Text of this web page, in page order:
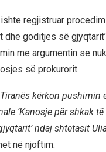
regjistruar
dhe goditjes së
me argumentin se
së prokurorit.
kërkon pushimin
‘Kanosje për shkak
ndaj shtetasit
në njoftim.